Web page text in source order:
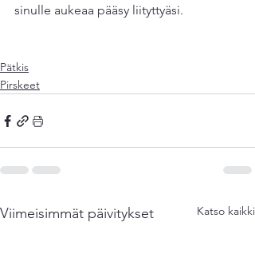
sinulle aukeaa pääsy liityttyäsi.
Pätkis
Pirskeet
Viimeisimmät päivitykset Katso kaikki